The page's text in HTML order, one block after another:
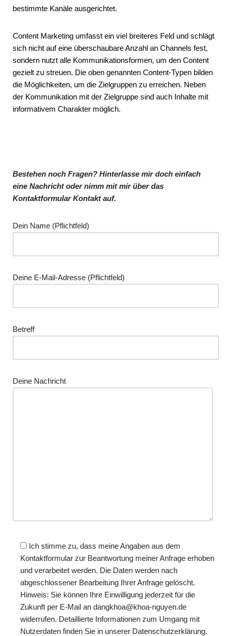
bestimmte Kanäle ausgerichtet.
Content Marketing umfasst ein viel breiteres Feld und schlägt
sich nicht auf eine überschaubare Anzahl an Channels fest,
sondern nutzt alle Kommunikationsformen, um den Content
gezielt zu streuen. Die oben genannten Content-Typen bilden
die Möglichkeiten, um die Zielgruppen zu erreichen. Neben
der Kommunikation mit der Zielgruppe sind auch Inhalte mit
informativem Charakter möglich.
Bestehen noch Fragen? Hinterlasse mir doch einfach
eine Nachricht oder nimm mit mir über das
Kontaktformular Kontakt auf.
Dein Name (Pflichtfeld)
Deine E-Mail-Adresse (Pflichtfeld)
Betreff
Deine Nachricht
Ich stimme zu, dass meine Angaben aus dem
Kontaktformular zur Beantwortung meiner Anfrage erhoben
und verarbeitet werden. Die Daten werden nach
abgeschlossener Bearbeitung Ihrer Anfrage gelöscht.
Hinweis: Sie können Ihre Einwilligung jederzeit für die
Zukunft per E-Mail an dangkhoa@khoa-nguyen.de
widerrufen. Detaillierte Informationen zum Umgang mit
Nutzerdaten finden Sie in unserer Datenschutzerklärung.